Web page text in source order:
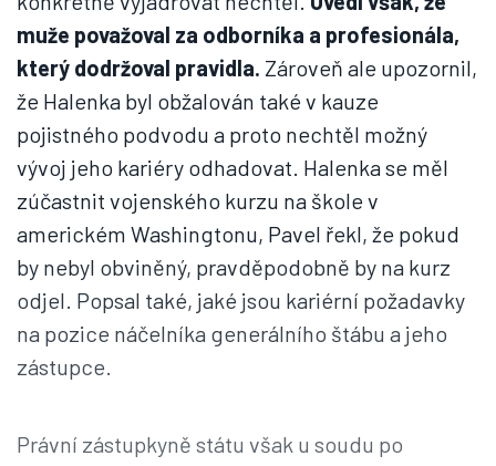
muže považoval za odborníka a profesionála,
který dodržoval pravidla. Zároveň ale upozornil,
že Halenka byl obžalován také v kauze
pojistného podvodu a proto nechtěl možný
vývoj jeho kariéry odhadovat. Halenka se měl
zúčastnit vojenského kurzu na škole v
americkém Washingtonu, Pavel řekl, že pokud
by nebyl obviněný, pravděpodobně by na kurz
odjel. Popsal také, jaké jsou kariérní požadavky
na pozice náčelníka generálního štábu a jeho
zástupce.
Právní zástupkyně státu však u soudu po